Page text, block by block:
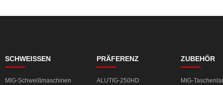
SCHWEISSEN
MIG-Schweißmaschinen
PRÄFERENZ
ALUTIG-250HD
ZUBEHÖR
MIG-